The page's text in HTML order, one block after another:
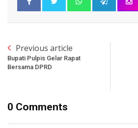
Previous article
Bupati Pulpis Gelar Rapat
Bersama DPRD
0 Comments